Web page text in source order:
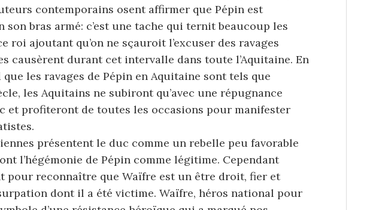
contemporains osent affirmer que Pépin est
son bras armé: c’est une tache qui ternit beaucoup les
roi ajoutant qu’on ne sçauroit l’excuser des ravages
causèrent durant cet intervalle dans toute l’Aquitaine. En
que les ravages de Pépin en Aquitaine sont tels que
les Aquitains ne subiront qu’avec une répugnance
et profiteront de toutes les occasions pour manifester
présentent le duc comme un rebelle peu favorable
l’hégémonie de Pépin comme légitime. Cependant
pour reconnaître que Waïfre est un être droit, fier et
dont il a été victime. Waïfre, héros national pour